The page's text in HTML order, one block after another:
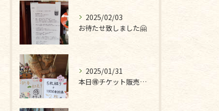
2025/02/03
お待たせ致しました🤗
2025/01/31
本日🉐チケット販売最終日です❣